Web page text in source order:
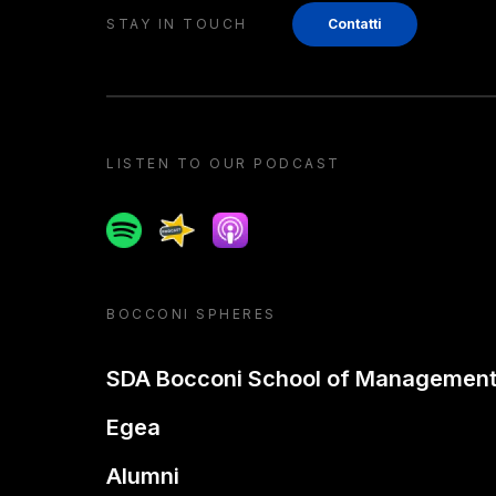
STAY IN TOUCH Contatti
LISTEN TO OUR PODCAST
SpotifySpreakerApple podcast
BOCCONI SPHERES
SDA Bocconi School of Management
Egea
Alumni